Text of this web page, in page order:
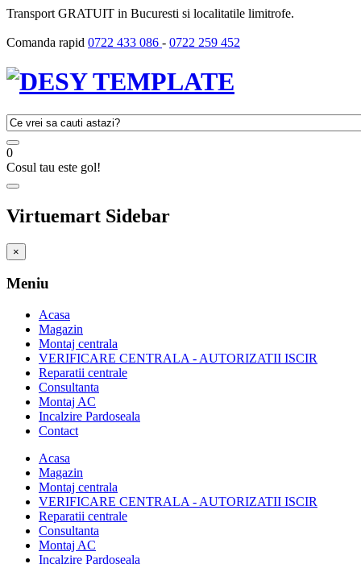
Transport GRATUIT in Bucuresti si localitatile limitrofe.
Comanda rapid 0722 433 086 - 0722 259 452
0
Cosul tau este gol!
Virtuemart Sidebar
×
Meniu
Acasa
Magazin
Montaj centrala
VERIFICARE CENTRALA - AUTORIZATII ISCIR
Reparatii centrale
Consultanta
Montaj AC
Incalzire Pardoseala
Contact
Acasa
Magazin
Montaj centrala
VERIFICARE CENTRALA - AUTORIZATII ISCIR
Reparatii centrale
Consultanta
Montaj AC
Incalzire Pardoseala